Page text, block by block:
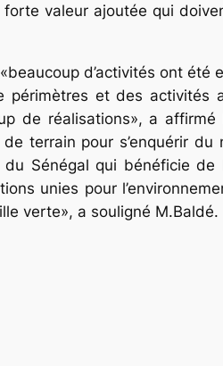
valeur ajoutée qui
d’activités ont été
et des activités
de réalisations», a affirmé
terrain pour s’enquérir du
Sénégal qui bénéficie de
unies pour
verte», a souligné M.Baldé.